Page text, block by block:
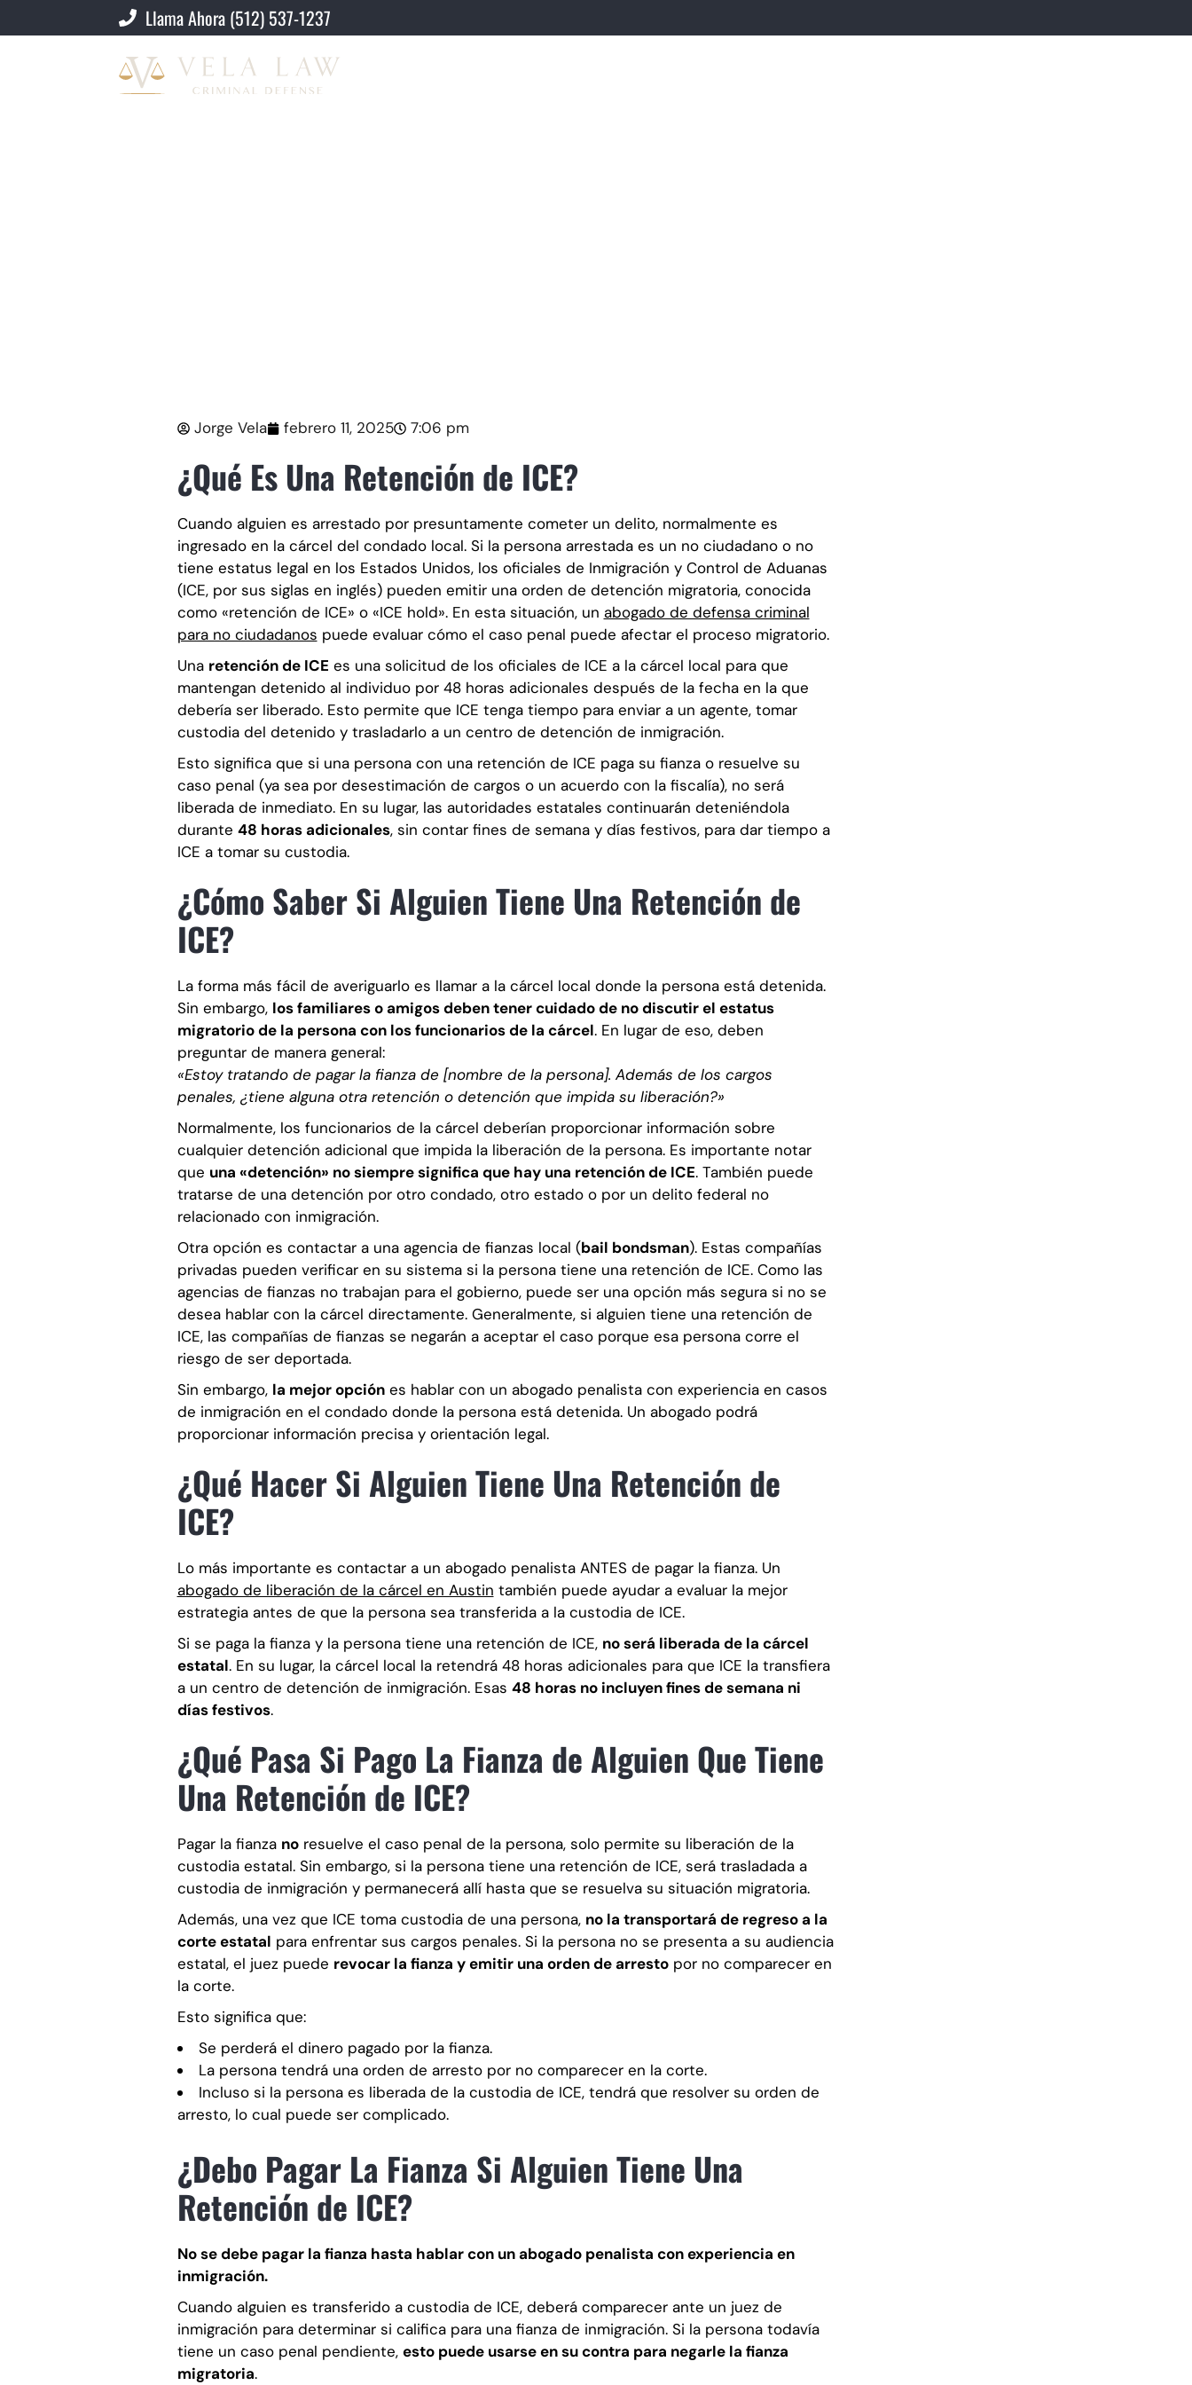
Llama Ahora (512) 537-1237
Jorge Vela febrero 11, 2025 7:06 pm
¿Qué Es Una Retención de ICE?
Cuando alguien es arrestado por presuntamente cometer un delito, normalmente es
ingresado en la cárcel del condado local. Si la persona arrestada es un no ciudadano o no
tiene estatus legal en los Estados Unidos, los oficiales de Inmigración y Control de Aduanas
(ICE, por sus siglas en inglés) pueden emitir una orden de detención migratoria, conocida
como «retención de ICE» o «ICE hold». En esta situación, un abogado de defensa criminal
para no ciudadanos puede evaluar cómo el caso penal puede afectar el proceso migratorio.
Una retención de ICE es una solicitud de los oficiales de ICE a la cárcel local para que
mantengan detenido al individuo por 48 horas adicionales después de la fecha en la que
debería ser liberado. Esto permite que ICE tenga tiempo para enviar a un agente, tomar
custodia del detenido y trasladarlo a un centro de detención de inmigración.
Esto significa que si una persona con una retención de ICE paga su fianza o resuelve su
caso penal (ya sea por desestimación de cargos o un acuerdo con la fiscalía), no será
liberada de inmediato. En su lugar, las autoridades estatales continuarán deteniéndola
durante 48 horas adicionales, sin contar fines de semana y días festivos, para dar tiempo a
ICE a tomar su custodia.
¿Cómo Saber Si Alguien Tiene Una Retención de
ICE?
La forma más fácil de averiguarlo es llamar a la cárcel local donde la persona está detenida.
Sin embargo, los familiares o amigos deben tener cuidado de no discutir el estatus
migratorio de la persona con los funcionarios de la cárcel. En lugar de eso, deben
preguntar de manera general:
«Estoy tratando de pagar la fianza de [nombre de la persona]. Además de los cargos
penales, ¿tiene alguna otra retención o detención que impida su liberación?»
Normalmente, los funcionarios de la cárcel deberían proporcionar información sobre
cualquier detención adicional que impida la liberación de la persona. Es importante notar
que una «detención» no siempre significa que hay una retención de ICE. También puede
tratarse de una detención por otro condado, otro estado o por un delito federal no
relacionado con inmigración.
Otra opción es contactar a una agencia de fianzas local (bail bondsman). Estas compañías
privadas pueden verificar en su sistema si la persona tiene una retención de ICE. Como las
agencias de fianzas no trabajan para el gobierno, puede ser una opción más segura si no se
desea hablar con la cárcel directamente. Generalmente, si alguien tiene una retención de
ICE, las compañías de fianzas se negarán a aceptar el caso porque esa persona corre el
riesgo de ser deportada.
Sin embargo, la mejor opciónes hablar con un abogado penalista con experiencia en casos
de inmigración en el condado donde la persona está detenida. Un abogado podrá
proporcionar información precisa y orientación legal.
¿Qué Hacer Si Alguien Tiene Una Retención de
ICE?
Lo más importante es contactar a un abogado penalista ANTES de pagar la fianza. Un
abogado de liberación de la cárcel en Austin también puede ayudar a evaluar la mejor
estrategia antes de que la persona sea transferida a la custodia de ICE.
Si se paga la fianza y la persona tiene una retención de ICE, no será liberada de la cárcel
estatal. En su lugar, la cárcel local la retendrá 48 horas adicionales para que ICE la transfiera
a un centro de detención de inmigración. Esas 48 horas no incluyen fines de semana ni
días festivos.
¿Qué Pasa Si Pago La Fianza de Alguien Que Tiene
Una Retención de ICE?
Pagar la fianza noresuelve el caso penal de la persona, solo permite su liberación de la
custodia estatal. Sin embargo, si la persona tiene una retención de ICE, será trasladada a
custodia de inmigración y permanecerá allí hasta que se resuelva su situación migratoria.
Además, una vez que ICE toma custodia de una persona, no la transportará de regreso a la
corte estatal para enfrentar sus cargos penales. Si la persona no se presenta a su audiencia
estatal, el juez puede revocar la fianza y emitir una orden de arrestopor no comparecer en
la corte.
Esto significa que:
Se perderá el dinero pagado por la fianza.
La persona tendrá una orden de arresto por no comparecer en la corte.
Incluso si la persona es liberada de la custodia de ICE, tendrá que resolver su orden de
arresto, lo cual puede ser complicado.
¿Debo Pagar La Fianza Si Alguien Tiene Una
Retención de ICE?
No se debe pagar la fianza hasta hablar con un abogado penalista con experiencia en
inmigración.
Cuando alguien es transferido a custodia de ICE, deberá comparecer ante un juez de
inmigración para determinar si califica para una fianza de inmigración. Si la persona todavía
tiene un caso penal pendiente, esto puede usarse en su contra para negarle la fianza
migratoria.